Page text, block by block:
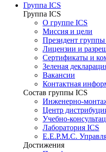
Группа ICS
Группа ICS
О группе ICS
Миссия и цели
Президент
Лицензии и
Сертификаты и
Зеленая
Вакансии
Контактная
Состав группы ICS
Инженерно-
Центр
Учебно-
Лаборатория ICS
E.E.P.M.C.
Достижения